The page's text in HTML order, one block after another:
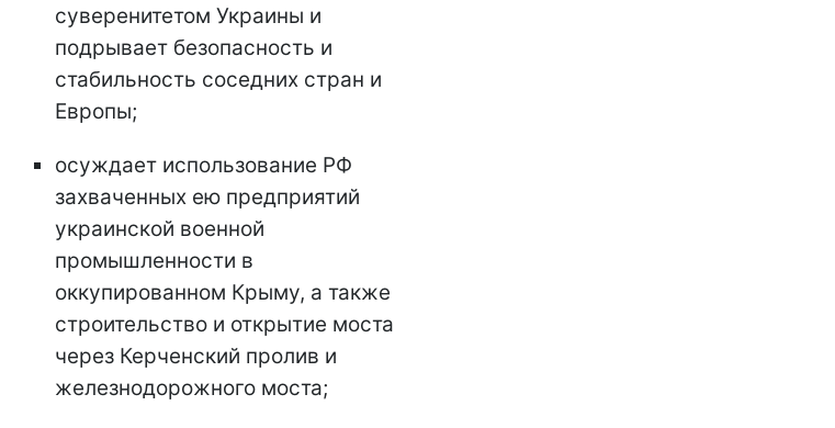
суверенитетом Украины и
подрывает безопасность и
стабильность соседних стран и
Европы;
осуждает использование РФ
захваченных ею предприятий
украинской военной
промышленности в
оккупированном Крыму, а также
строительство и открытие моста
через Керченский пролив и
железнодорожного моста;